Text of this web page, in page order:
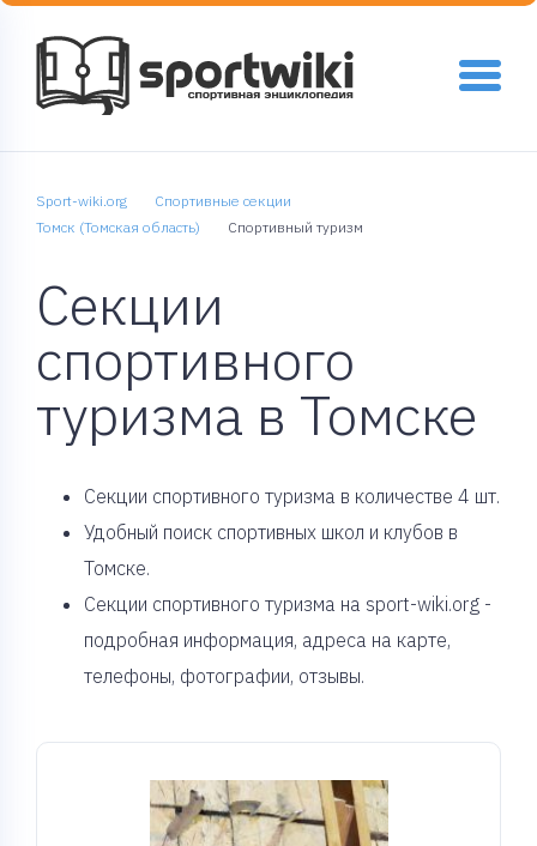
Sport-wiki.org
Спортивные секции
Томск (Томская область)
Спортивный туризм
Секции
спортивного
туризма в Томске
Cекции спортивного туризма в количестве 4 шт.
Удобный поиск спортивных школ и клубов в
Томске.
Секции спортивного туризма на sport-wiki.org -
подробная информация, адреса на карте,
телефоны, фотографии, отзывы.